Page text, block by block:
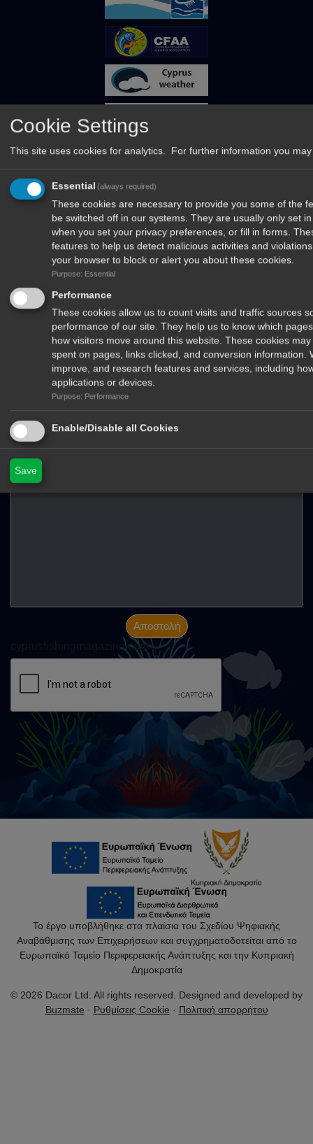
Δέχομαι να λαμβάνω newsletters από το περιοδικό Το Ψάρεμα και
τα μυστικά του
Στείλτε μας μήνυμα
E-mail
Αποστολή
cyprusfishingmagazine.com
Το έργο υποβλήθηκε στα πλαίσια του Σχεδίου Ψηφιακής
Αναβάθμισης των Επιχειρήσεων και συγχρηματοδοτείται από το
Ευρωπαϊκό Ταμείο Περιφερειακής Ανάπτυξης και την Κυπριακή
Δημοκρατία
© 2026 Dacor Ltd. All rights reserved. Designed and developed by
Buzmate · Ρυθμίσεις Cookie · Πολιτική απορρήτου
Cookie Settings
This site uses cookies for analytics. For further information you
Essential (always required)
These cookies are necessary to provide you some of the
be switched off in our systems. They are usually only set
when you set your privacy preferences, or fill in forms.
features to help us detect malicious activities and
your browser to block or alert you about these cookies.
Purpose: Essential
Performance
These cookies allow us to count visits and traffic sources
performance of our site. They help us to know which
how visitors move around this website. These cookies
spent on pages, links clicked, and conversion
improve, and research features and services, including
applications or devices.
Purpose: Performance
Enable/Disable all Cookies
Save